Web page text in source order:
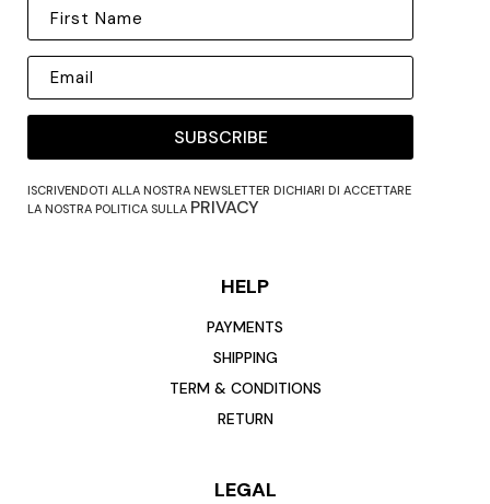
SUBSCRIBE
ISCRIVENDOTI ALLA NOSTRA NEWSLETTER DICHIARI DI ACCETTARE
LA NOSTRA POLITICA SULLA PRIVACY
HELP
PAYMENTS
SHIPPING
TERM & CONDITIONS
RETURN
LEGAL